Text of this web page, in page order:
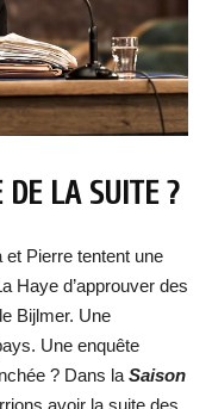
DE LA SUITE ?
Pierre tentent une
Haye d’approuver des
Bijlmer. Une
Une enquête
? Dans la Saison